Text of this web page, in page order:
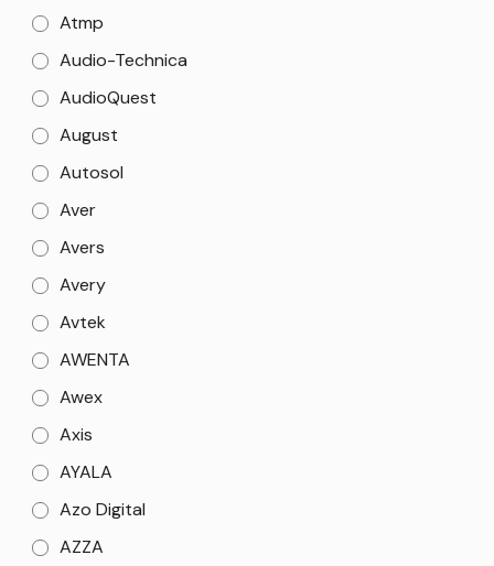
Atmp
Audio-Technica
AudioQuest
August
Autosol
Aver
Avers
Avery
Avtek
AWENTA
Awex
Axis
AYALA
Azo Digital
AZZA